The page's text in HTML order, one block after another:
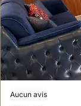
Aucun avis